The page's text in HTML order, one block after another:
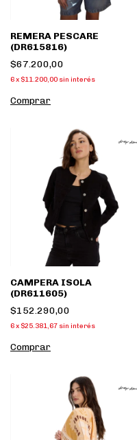
REMERA PESCARE
(DR615816)
$67.200,00
6x $11.200,00 sin interés
Comprar
CAMPERA ISOLA
(DR611605)
$152.290,00
6x $25.381,67 sin interés
Comprar